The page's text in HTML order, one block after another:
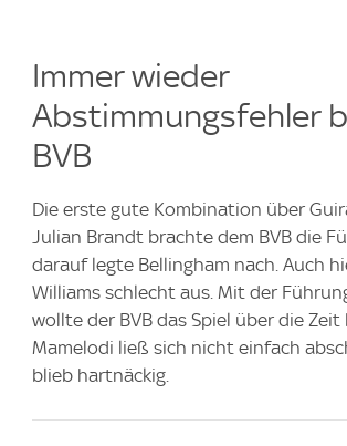
Immer wieder
Abstimmungsfehler
BVB
Die erste gute Kombination über
Julian Brandt brachte dem BVB die
darauf legte Bellingham nach. Auch
Williams schlecht aus. Mit der
wollte der BVB das Spiel über die
Mamelodi ließ sich nicht einfach
blieb hartnäckig.